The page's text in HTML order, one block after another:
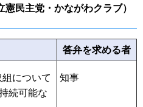
民主党・かながわクラブ）
答弁を求める者
について
続可能な
知事